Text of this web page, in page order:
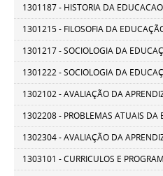
1301187 - HISTORIA DA
1301215 - FILOSOFIA DA
1301217 - SOCIOLOGIA DA
1301222 - SOCIOLOGIA DA
1302102 - AVALIAÇÃO DA
1302208 - PROBLEMAS ATUAIS DA
1302304 - AVALIAÇÃO DA
1303101 - CURRICULOS E